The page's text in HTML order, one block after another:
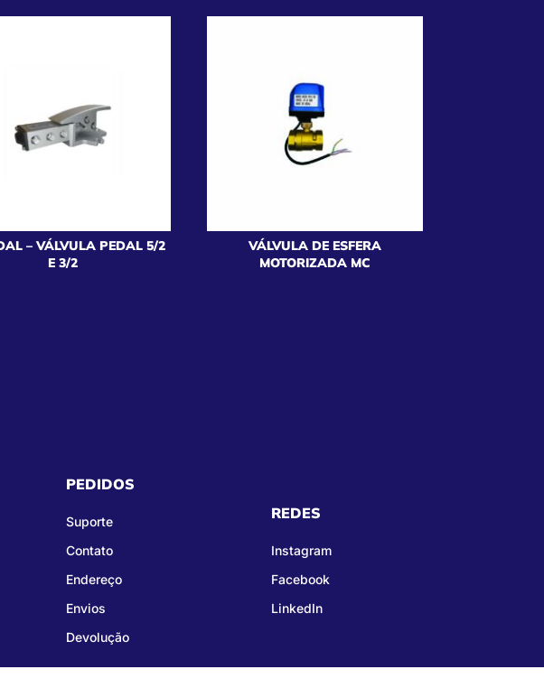
– VÁLVULA PEDAL 5/2
E 3/2
VÁLVULA DE ESFERA
MOTORIZADA MC
PEDIDOS
Suporte
Contato
Endereço
Envios
Devolução
REDES
Instagram
Facebook
LinkedIn